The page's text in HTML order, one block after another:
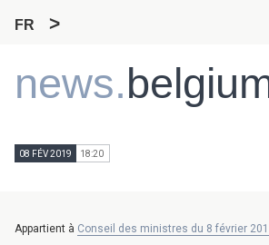
FR
news.
navigation
08 FÉV 2019 18:20
Appartient à Conseil des ministres du 8 février